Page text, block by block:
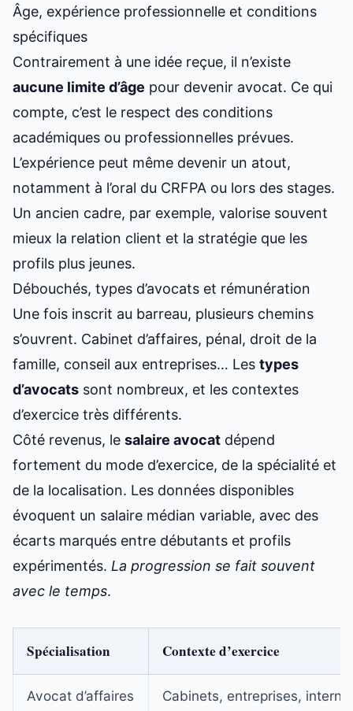
Âge, expérience professionnelle et conditions
spécifiques
Contrairement à une idée reçue, il n’existe
aucune limite d’âge pour devenir avocat. Ce qui
compte, c’est le respect des conditions
académiques ou professionnelles prévues.
L’expérience peut même devenir un atout,
notamment à l’oral du CRFPA ou lors des stages.
Un ancien cadre, par exemple, valorise souvent
mieux la relation client et la stratégie que les
profils plus jeunes.
Débouchés, types d’avocats et rémunération
Une fois inscrit au barreau, plusieurs chemins
s’ouvrent. Cabinet d’affaires, pénal, droit de la
famille, conseil aux entreprises… Les types
d’avocats sont nombreux, et les contextes
d’exercice très différents.
Côté revenus, le salaire avocat dépend
fortement du mode d’exercice, de la spécialité et
de la localisation. Les données disponibles
évoquent un salaire médian variable, avec des
écarts marqués entre débutants et profils
expérimentés. La progression se fait souvent
avec le temps.
Spécialisation Contexte d’exercice
Avocat d’affaires Cabinets, entreprises,